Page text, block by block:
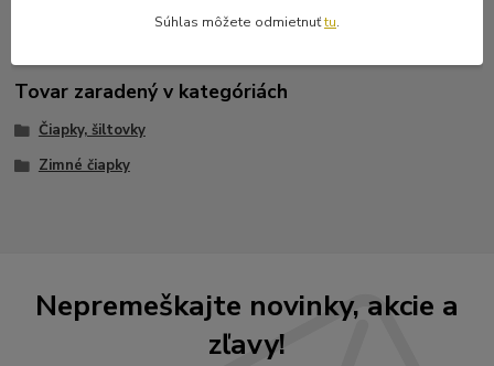
Tovar zaradený v kategóriách
Čiapky, šiltovky
Zimné čiapky
Nepremeškajte novinky, akcie a
zľavy!
Súhlas môžete odmietnuťtu.